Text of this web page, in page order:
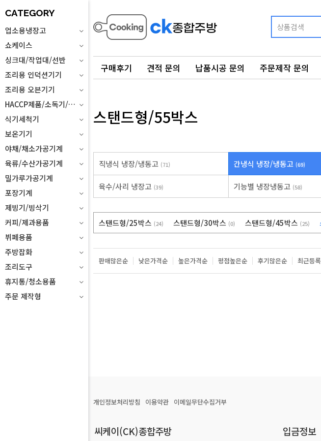
CATEGORY
업소용냉장고
쇼케이스
싱크대/작업대/선반
조리용 인덕션기기
조리용 오븐기기
HACCP제품/소독기/위생설비
식기세척기
보온기기
야채/채소가공기계
육류/수산가공기계
밀가루가공기계
포장기계
제빙기/빙삭기
커피/제과용품
뷔페용품
주방잡화
조리도구
휴지통/청소용품
주문 제작형
구매후기 견적 문의 납품시공 문의 주문제작 문의
스탠드형/55박스
직냉식 냉장/냉동고 (71) 간냉식 냉장/냉동고 (69)
육수/사리 냉장고 (39) 기능별 냉장냉동고 (58)
스탠드형/25박스 (24) 스탠드형/30박스 (0) 스탠드형/45박스 (25)
판매많은순 낮은가격순 높은가격순 평점높은순 후기많은순 최근등
개인정보처리방침 이용약관 이메일무단수집거부
씨케이(CK)종합주방 입금정보